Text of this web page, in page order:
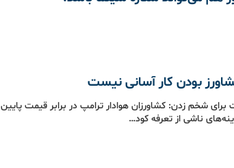
بودن کار آسانی نیست
شخم زدن: کشاورزان هوادار ترامپ در برابر قیمت پایین
ناشی از تعرفه کود…